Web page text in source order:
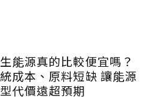
能源真的比較便宜嗎？
成本、原料短缺 讓能源
代價遠超預期